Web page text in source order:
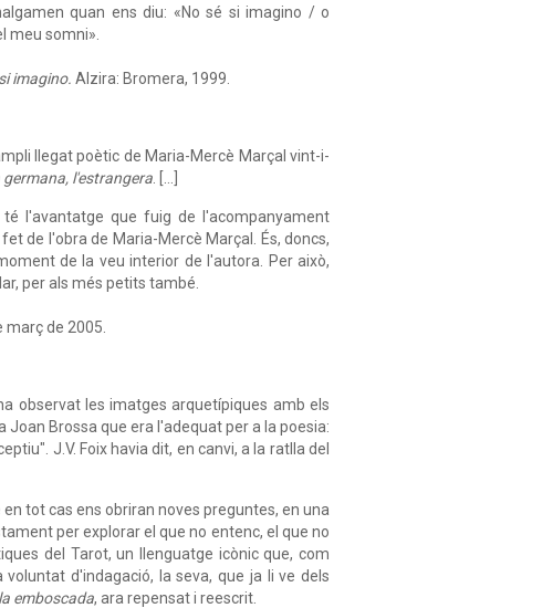
quan ens diu: «No sé si imagino / o
meu somni».
imagino. Alzira: Bromera, 1999.
llegat poètic de Maria-Mercè Marçal vint-i-
germana, l'estrangera. […]
l'avantatge que fuig de l'acompanyament
de l'obra de Maria-Mercè Marçal. És, doncs,
de la veu interior de l'autora. Per això,
per als més petits també.
març de 2005.
observat les imatges arquetípiques amb els
Brossa que era l'adequat per a la poesia:
J.V. Foix havia dit, en canvi, a la ratlla del
tot cas ens obriran noves preguntes, en una
per explorar el que no entenc, el que no
del Tarot, un llenguatge icònic que, com
d'indagació, la seva, que ja li ve dels
emboscada, ara repensat i reescrit.